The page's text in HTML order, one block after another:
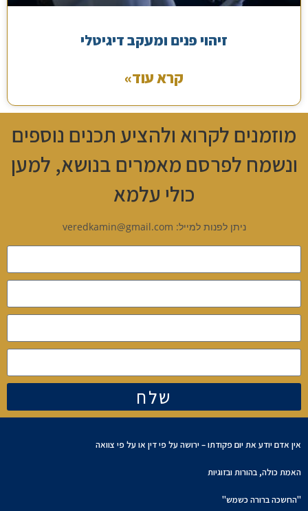
זיהוי פנים ומעקב דיגיטלי
קרא עוד»
מוזמנים לקרוא ולהציע תכנים נוספים
ונשמח לפרסם מאמרים בנושא, למען
כולי עלמא
ניתן לפנות למייל: veredkamin@gmail.com
שלח
אין אדם יודע את יום פקודתו – ירושה על פי דין או על פי צוואה
האמת כולה, בהורות ובזוגיות
"החשכה ברורה כשמש"